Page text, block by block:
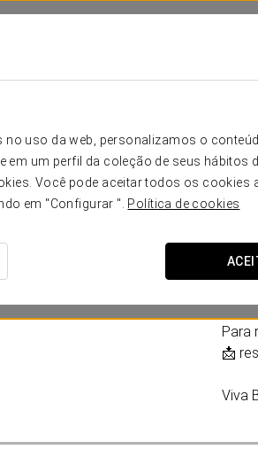
uso da web, personalizamos o
um perfil da coleção de seus hábitos
Você pode aceitar todos os cookies
em "Configurar ". Política de cookies
e a
Para
📩
Viva